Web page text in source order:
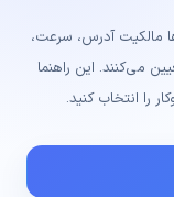
مالکیت آدرس، سرعت،
می‌کنند. این راهنما
انتخاب کنید.